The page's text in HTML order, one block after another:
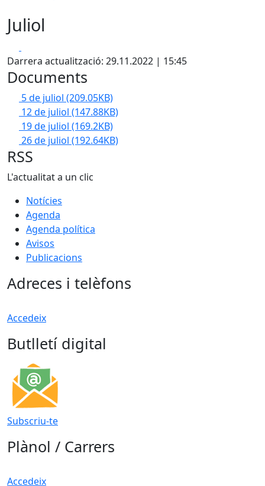
Juliol
Darrera actualització: 29.11.2022 | 15:45
Documents
5 de juliol (209.05KB)
12 de juliol (147.88KB)
19 de juliol (169.2KB)
26 de juliol (192.64KB)
RSS
L'actualitat a un clic
Notícies
Agenda
Agenda política
Avisos
Publicacions
Adreces i telèfons
Accedeix
Butlletí digital
Subscriu-te
Plànol / Carrers
Accedeix